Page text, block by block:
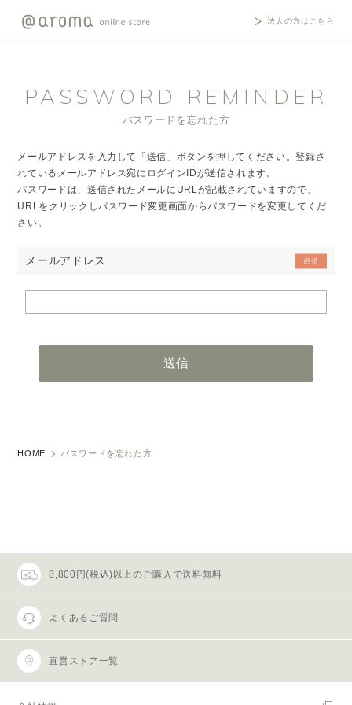
法人の方はこちら
PASSWORD REMINDER
パスワードを忘れた方
メールアドレスを入力して「送信」ボタンを押してください。登録さ
れているメールアドレス宛にログインIDが送信されます。
パスワードは、送信されたメールにURLが記載されていますので、
URLをクリックしパスワード変更画面からパスワードを変更してくだ
さい。
メールアドレス
HOME パスワードを忘れた方
8,800円(税込)以上のご購入で送料無料
よくあるご質問
直営ストア一覧